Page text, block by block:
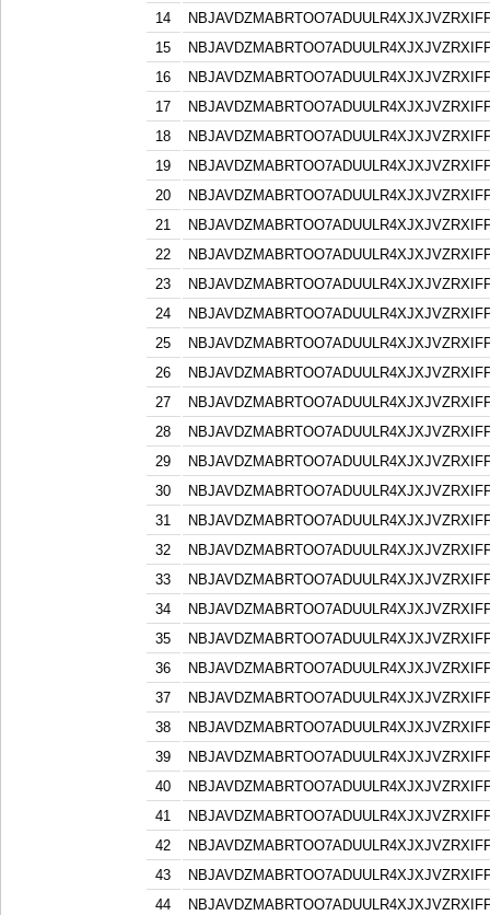
14
15
16
17
18
19
20
21
22
23
24
25
26
27
28
29
30
31
32
33
34
35
36
37
38
39
40
41
42
43
44